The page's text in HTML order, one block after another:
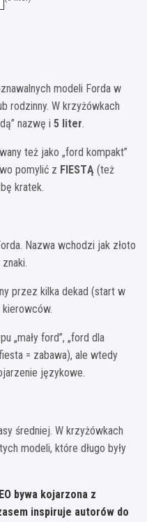
modeli Forda w
rodzinny. W krzyżówkach
nazwę i 5 liter.
też jako „ford kompakt”
pomylić z FIESTĄ (też
kratek.
Nazwa wchodzi jak złoto
przez kilka dekad (start w
kierowców.
„mały ford”, „ford dla
= zabawa), ale wtedy
językowe.
średniej. W krzyżówkach
modeli, które długo były
bywa kojarzona z
inspiruje autorów do